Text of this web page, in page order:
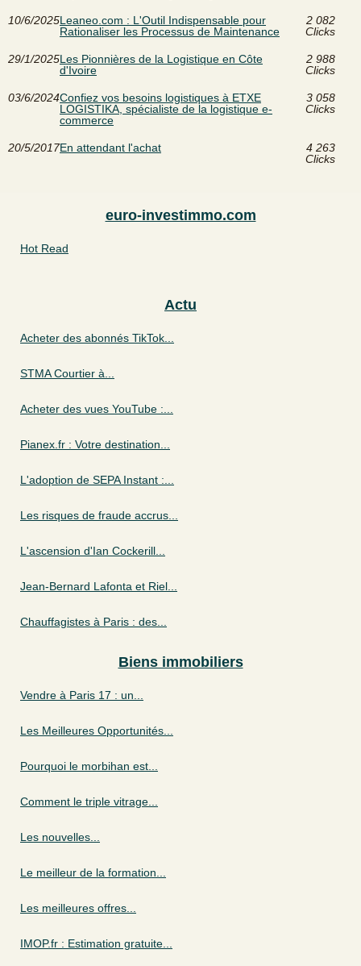
10/6/2025Leaneo.com : L'Outil Indispensable pour
Rationaliser les Processus de Maintenance
2 082
Clicks
29/1/2025Les Pionnières de la Logistique en Côte
d'Ivoire
2 988
Clicks
03/6/2024Confiez vos besoins logistiques à ETXE
LOGISTIKA, spécialiste de la logistique e-
commerce
3 058
Clicks
20/5/2017En attendant l'achat
4 263
Clicks
euro-investimmo.com
Hot Read
Actu
Acheter des abonnés TikTok...
STMA Courtier à...
Acheter des vues YouTube :...
Pianex.fr : Votre destination...
L'adoption de SEPA Instant :...
Les risques de fraude accrus...
L'ascension d'Ian Cockerill...
Jean-Bernard Lafonta et Riel...
Chauffagistes à Paris : des...
Biens immobiliers
Vendre à Paris 17 : un...
Les Meilleures Opportunités...
Pourquoi le morbihan est...
Comment le triple vitrage...
Les nouvelles...
Le meilleur de la formation...
Les meilleures offres...
IMOP.fr : Estimation gratuite...